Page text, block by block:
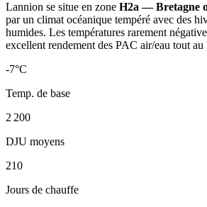
Lannion se situe en zone H2a — Bretagne
par un climat océanique tempéré avec des
humides. Les températures rarement
excellent rendement des PAC air/eau tout
-7°C
Temp. de base
2 200
DJU moyens
210
Jours de chauffe